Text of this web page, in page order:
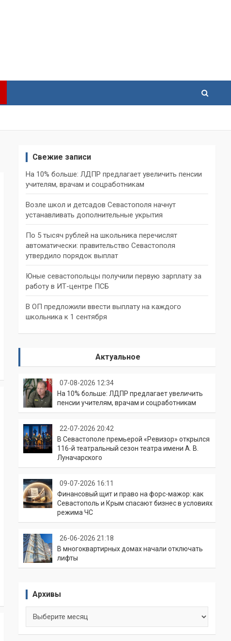
Свежие записи
На 10% больше: ЛДПР предлагает увеличить пенсии
учителям, врачам и соцработникам
Возле школ и детсадов Севастополя начнут
устанавливать дополнительные укрытия
По 5 тысяч рублей на школьника перечислят
автоматически: правительство Севастополя
утвердило порядок выплат
Юные севастопольцы получили первую зарплату за
работу в ИТ-центре ПСБ
В ОП предложили ввести выплату на каждого
школьника к 1 сентября
Актуальное
07-08-2026 12:34
На 10% больше: ЛДПР предлагает увеличить
пенсии учителям, врачам и соцработникам
22-07-2026 20:42
В Севастополе премьерой «Ревизор» открылся
116-й театральный сезон театра имени А. В.
Луначарского
09-07-2026 16:11
Финансовый щит и право на форс-мажор: как
Севастополь и Крым спасают бизнес в условиях
режима ЧС
26-06-2026 21:18
В многоквартирных домах начали отключать
лифты
Архивы